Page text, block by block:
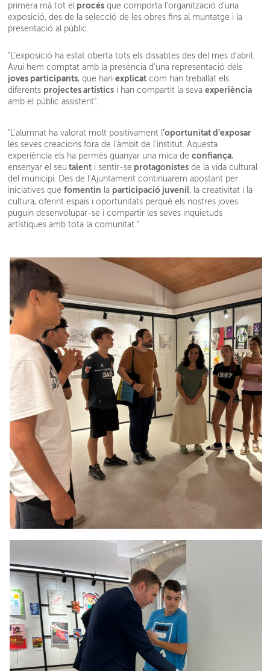
primera mà tot el procés que comporta l’organització d’una
exposició, des de la selecció de les obres fins al muntatge i la
presentació al públic.
"L’exposició ha estat oberta tots els dissabtes des del mes d’abril.
Avui hem comptat amb la presència d’una representació dels
joves participants, que hanexplicat com han treballat els
diferents projectes artístics i han compartit la sevaexperiència
amb el públic assistent".
"L'alumnat ha valorat molt positivament l’oportunitat d’exposar
les seves creacions fora de l’àmbit de l’institut. Aquesta
experiència els ha permès guanyar una mica deconfiança,
ensenyar el seu talent i sentir-se protagonistes de la vida cultural
del municipi. Des de l’Ajuntament continuarem apostant per
iniciatives quefomentin la participació juvenil, la creativitat i la
cultura, oferint espais i oportunitats perquè els nostres joves
puguin desenvolupar-se i compartir les seves inquietuds
artístiques amb tota la comunitat.”